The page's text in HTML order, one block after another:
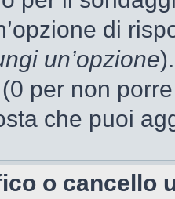
di
un’opzione
per non
che puoi
o cancello